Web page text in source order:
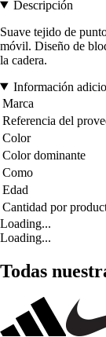
Descripción
Suave tejido de
móvil. Diseño de
la cadera.
Información
Marca
Referencia del
Color
Color dominante
Como
Edad
Cantidad por
Loading...
Loading...
Todas